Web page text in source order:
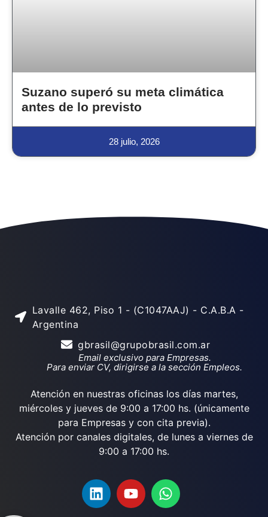
Suzano superó su meta climática
antes de lo previsto
28 julio, 2026
Lavalle 462, Piso 1 - (C1047AAJ) - C.A.B.A -
Argentina
gbrasil@grupobrasil.com.ar
Email exclusivo para Empresas.
Para enviar CV, dirigirse a la sección Empleos.
Atención en nuestras oficinas los días martes,
miércoles y jueves de 9:00 a 17:00 hs. (únicamente
para Empresas y con cita previa).
Atención por canales digitales, de lunes a viernes de
9:00 a 17:00 hs.